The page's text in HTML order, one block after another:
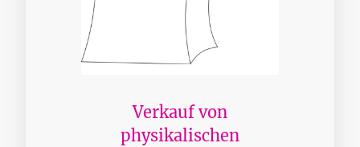
Verkauf von
physikalischen